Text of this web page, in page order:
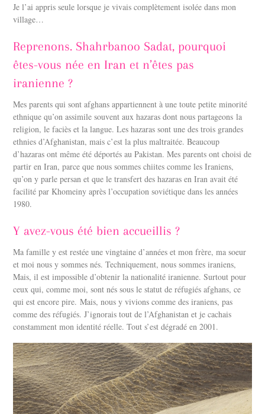
Je l’ai appris seule lorsque je vivais complètement isolée dans mon
village…
Reprenons. Shahrbanoo Sadat, pourquoi
êtes-vous née en Iran et n’êtes pas
iranienne ?
Mes parents qui sont afghans appartiennent à une toute petite minorité
ethnique qu’on assimile souvent aux hazaras dont nous partageons la
religion, le faciès et la langue. Les hazaras sont une des trois grandes
ethnies d’Afghanistan, mais c’est la plus maltraitée. Beaucoup
d’hazaras ont même été déportés au Pakistan. Mes parents ont choisi de
partir en Iran, parce que nous sommes chiites comme les Iraniens,
qu’on y parle persan et que le transfert des hazaras en Iran avait été
facilité par Khomeiny après l’occupation soviétique dans les années
1980.
Y avez-vous été bien accueillis ?
Ma famille y est restée une vingtaine d’années et mon frère, ma soeur
et moi nous y sommes nés. Techniquement, nous sommes iraniens,
Mais, il est impossible d’obtenir la nationalité iranienne. Surtout pour
ceux qui, comme moi, sont nés sous le statut de réfugiés afghans, ce
qui est encore pire. Mais, nous y vivions comme des iraniens, pas
comme des réfugiés. J’ignorais tout de l’Afghanistan et je cachais
constamment mon identité réelle. Tout s’est dégradé en 2001.